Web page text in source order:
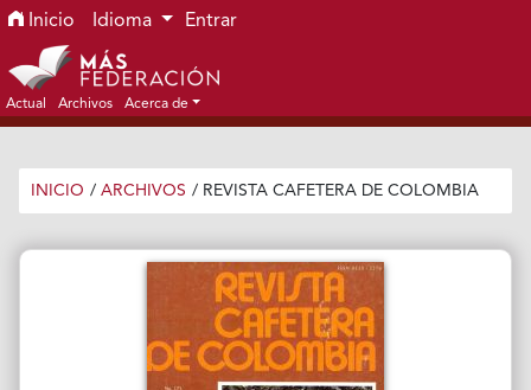
Ir al menú de navegación principal
Ir al contenido principal
Ir al pie de página del sitio
Inicio Idioma Entrar
Actual Archivos Acerca de
INICIO / ARCHIVOS / REVISTA CAFETERA DE COLOMBIA